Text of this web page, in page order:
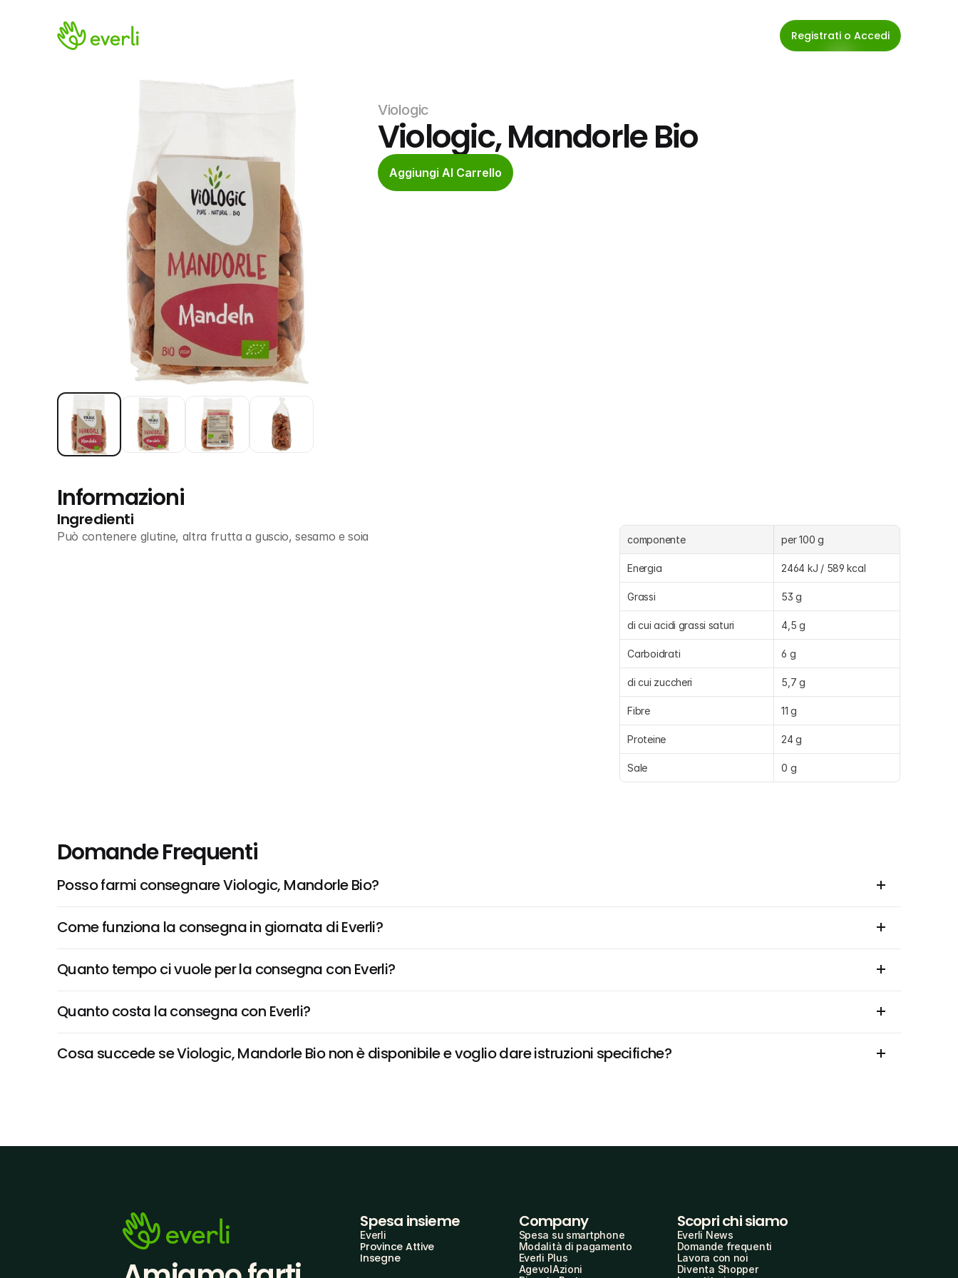
Registrati o Accedi
Viologic
Viologic, Mandorle Bio
Aggiungi Al Carrello
Informazioni
Ingredienti
Può contenere glutine, altra frutta a guscio, sesamo e soia componente per 100 g
Energia 2464 kJ / 589 kcal
Grassi 53 g
di cui acidi grassi saturi 4,5 g
Carboidrati 6 g
di cui zuccheri 5,7 g
Fibre 11 g
Proteine 24 g
Sale 0 g
Domande Frequenti
Posso farmi consegnare Viologic, Mandorle Bio?
Come funziona la consegna in giornata di Everli?
Quanto tempo ci vuole per la consegna con Everli?
Quanto costa la consegna con Everli?
Cosa succede se Viologic, Mandorle Bio non è disponibile e voglio dare istruzioni specifiche?
Spesa insieme
Everli
Province Attive
Insegne
Company
Spesa su smartphone
Modalità di pagamento
Everli Plus
AgevolAzioni
Scopri chi siamo
Everli News
Domande frequenti
Lavora con noi
Diventa Shopper